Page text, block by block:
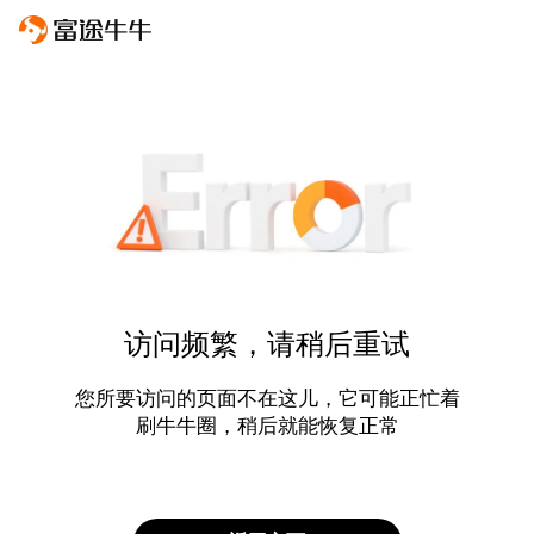
访问频繁，请稍后重试
您所要访问的页面不在这儿，它可能正忙着
刷牛牛圈，稍后就能恢复正常